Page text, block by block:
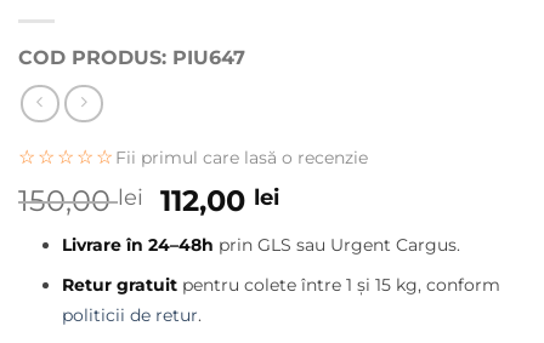
COD PRODUS: PIU647
☆☆☆☆☆ Fii primul care lasă o recenzie
150,00lei
Prețul
inițial
a
fost:
150,00 lei.
112,00 leiPrețul
este:
112,00 lei.
Livrare în 24–48h prin GLS sau Urgent Cargus.
Retur gratuit pentru colete între 1 și 15 kg, conform
politicii de retur.